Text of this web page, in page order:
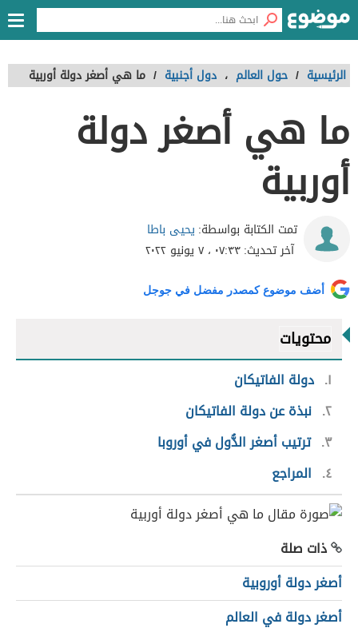
الرئيسية / حول العالم ، دول أجنبية / ما هي أصغر دولة أوربية
ما هي أصغر دولة
أوربية
تمت الكتابة بواسطة: يحيى باطا
آخر تحديث:٠٧:٣٣ ، ٧ يونيو ٢٠٢٢
أضف موضوع كمصدر مفضل في جوجل
محتويات
١ دولة الفاتيكان
٢ نبذة عن دولة الفاتيكان
٣ ترتيب أصغر الدُّول في أوروبا
٤
المراجع
ذات صلة
أصغر دولة أوروبية
أصغر دولة في العالم